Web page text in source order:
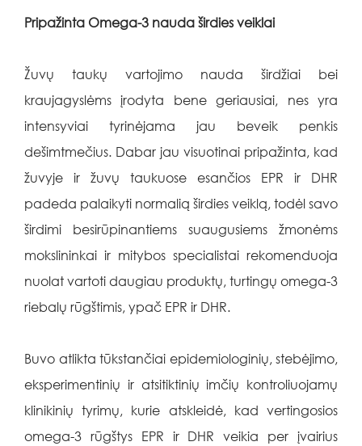
Pripažinta Omega-3 nauda širdies veiklai
Žuvų taukų vartojimo nauda širdžiai bei
kraujagyslėms įrodyta bene geriausiai, nes yra
intensyviai tyrinėjama jau beveik penkis
dešimtmečius. Dabar jau visuotinai pripažinta, kad
žuvyje ir žuvų taukuose esančios EPR ir DHR
padeda palaikyti normalią širdies veiklą, todėl savo
širdimi besirūpinantiems suaugusiems žmonėms
mokslininkai ir mitybos specialistai rekomenduoja
nuolat vartoti daugiau produktų, turtingų omega-3
riebalų rūgštimis, ypač EPR ir DHR.
Buvo atlikta tūkstančiai epidemiologinių, stebėjimo,
eksperimentinių ir atsitiktinių imčių kontroliuojamų
klinikinių tyrimų, kurie atskleidė, kad vertingosios
omega-3 rūgštys EPR ir DHR veikia per įvairius